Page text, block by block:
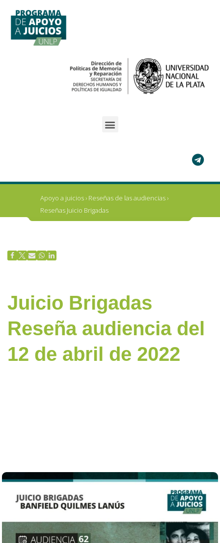
al
Apoyo a juicios› Reseñas de las audiencias›
Reseñas Juicio Brigadas
Juicio Brigadas
Reseña audiencia del
12 de abril de 2022